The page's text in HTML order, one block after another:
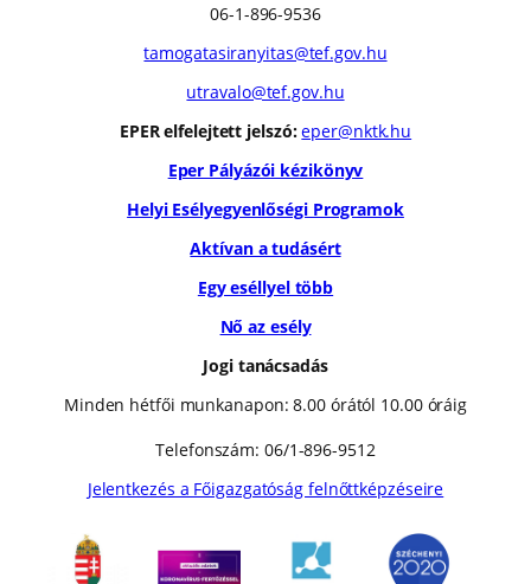
06-1-896-9536
tamogatasiranyitas@tef.gov.hu
utravalo@tef.gov.hu
EPER elfelejtett jelszó: eper@nktk.hu
Eper Pályázói kézikönyv
Helyi Esélyegyenlőségi Programok
Aktívan a tudásért
Egy eséllyel több
Nő az esély
Jogi tanácsadás
Minden hétfői munkanapon: 8.00 órától 10.00 óráig
Telefonszám: 06/1-896-9512
Jelentkezés a Főigazgatóság felnőttképzéseire